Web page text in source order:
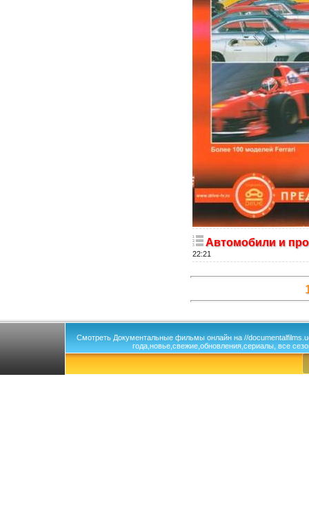
Автомобили и
22:21
Смотреть Документальные фильмы онлайн на //
года,новье,свежие,обновления,сериалы, все